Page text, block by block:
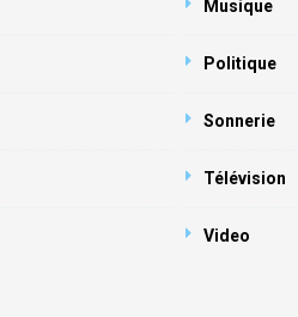
Musique
Politique
Sonnerie
Télévision
Video